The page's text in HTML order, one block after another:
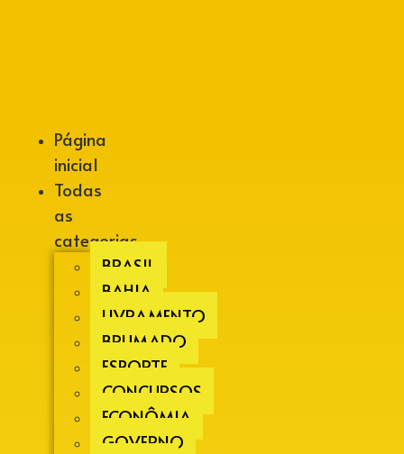
Página
inicial
Todas
as
categorias
BRASIL
BAHIA
LIVRAMENTO
BRUMADO
ESPORTE
CONCURSOS
ECONÔMIA
GOVERNO